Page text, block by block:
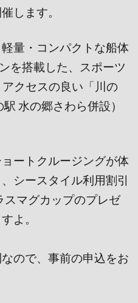
します。
量・コンパクトな船体
を搭載した、スポーツ
クセスの良い「川の
水の郷さわら併設）
ートクルージングが体
シースタイル利用割引
スマグカップのプレゼ
よ。
ので、事前の申込をお